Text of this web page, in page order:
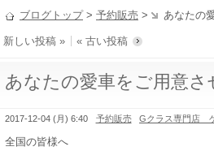
ブログトップ> 予約販売 > あなたの
新しい投稿 » « 古い投稿
あなたの愛車をご用意
2017-12-04 (月) 6:40 予約販売 Gクラス専門店
全国の皆様へ